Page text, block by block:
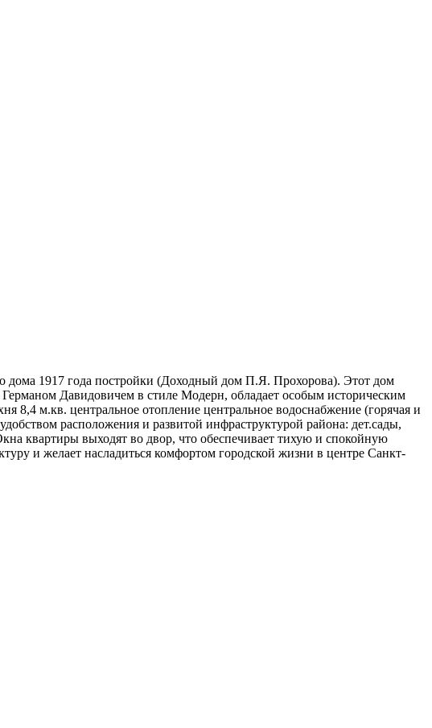
дома 1917 года постройки (Доходный дом П.Я. Прохорова). Этот дом
Давидовичем в стиле Модерн, обладает особым историческим
м.кв. центральное отопление центральное водоснабжение (горячая и
расположения и развитой инфраструктурой района: дет.сады,
квартиры выходят во двор, что обеспечивает тихую и спокойную
и желает насладиться комфортом городской жизни в центре Санкт-